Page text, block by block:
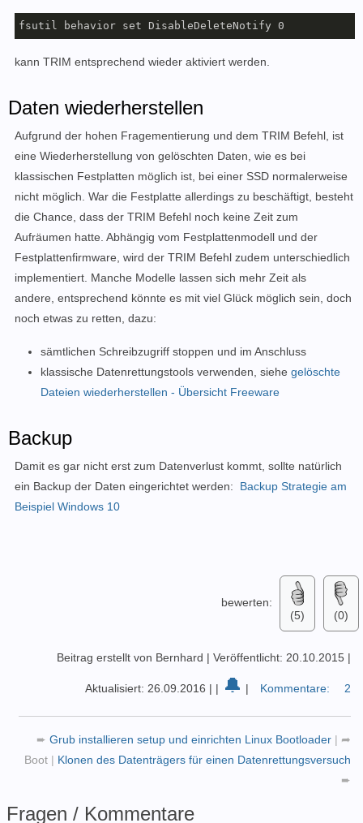
fsutil behavior set DisableDeleteNotify 0
kann TRIM entsprechend wieder aktiviert werden.
Daten wiederherstellen
Aufgrund der hohen Fragementierung und dem TRIM Befehl, ist
eine Wiederherstellung von gelöschten Daten, wie es bei
klassischen Festplatten möglich ist, bei einer SSD normalerweise
nicht möglich. War die Festplatte allerdings zu beschäftigt, besteht
die Chance, dass der TRIM Befehl noch keine Zeit zum
Aufräumen hatte. Abhängig vom Festplattenmodell und der
Festplattenfirmware, wird der TRIM Befehl zudem unterschiedlich
implementiert. Manche Modelle lassen sich mehr Zeit als
andere, entsprechend könnte es mit viel Glück möglich sein, doch
noch etwas zu retten, dazu:
sämtlichen Schreibzugriff stoppen und im Anschluss
klassische Datenrettungstools verwenden, siehe gelöschte
Dateien wiederherstellen - Übersicht Freeware
Backup
Damit es gar nicht erst zum Datenverlust kommt, sollte natürlich
ein Backup der Daten eingerichtet werden: Backup Strategie am
Beispiel Windows 10
bewerten:
(5)
(0)
Beitrag erstellt von Bernhard | Veröffentlicht: 20.10.2015 |
Aktualisiert: 26.09.2016 | | 🔔 | Kommentare: 2
➨ Grub installieren setup und einrichten Linux Bootloader | ➦
Boot | Klonen des Datenträgers für einen Datenrettungsversuch
➨
Fragen / Kommentare